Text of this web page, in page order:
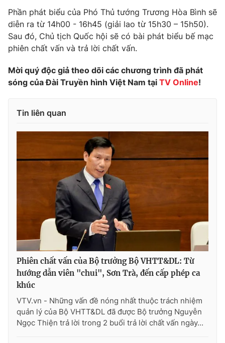
Hitech Công nghệ tương lai
Sản phẩm
Thị trường
Tư vấn
Giao lưu trực tuyến
Lịch phát sóng
Chuyên mục khác
Photo Infographic
Video Shorts video
VTV Money VTV Thể thao
VTV Sức khoẻ Bất động sản
Thị trường 24h Tấm lòng Việt
VTV4 Vươn mình bằng AI
VTV9 VTV8
Phần phát biểu của Phó Thủ tướng Trương Hòa Bình sẽ
diễn ra từ 14h00 - 16h45 (giải lao từ 15h30 – 15h50).
Sau đó, Chủ tịch Quốc hội sẽ có bài phát biểu bế mạc
phiên chất vấn và trả lời chất vấn.
Mời quý độc giả theo dõi các chương trình đã phát
sóng của Đài Truyền hình Việt Nam tại TV Online!
Tin liên quan
Phiên chất vấn của Bộ trưởng Bộ VHTT&DL: Từ
hướng dẫn viên "chui", Sơn Trà, đến cấp phép ca
khúc
VTV.vn - Những vấn đề nóng nhất thuộc trách nhiệm
quản lý của Bộ VHTT&DL đã được Bộ trưởng Nguyễn
Ngọc Thiện trả lời trong 2 buổi trả lời chất vấn ngày...